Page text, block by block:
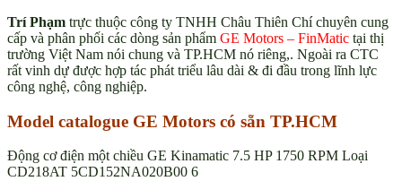
Trí Phạm trực thuộc công ty TNHH Châu Thiên Chí chuyên cung
cấp và phân phối các dòng sản phẩm GE Motors – FinMatic tại thị
trường Việt Nam nói chung và TP.HCM nó riêng,. Ngoài ra CTC
rất vinh dự được hợp tác phát triểu lâu dài & đi đầu trong lĩnh lực
công nghệ, công nghiệp.
Model catalogue GE Motors có sẵn TP.HCM
Động cơ điện một chiều GE Kinamatic 7.5 HP 1750 RPM Loại
CD218AT 5CD152NA020B00 6